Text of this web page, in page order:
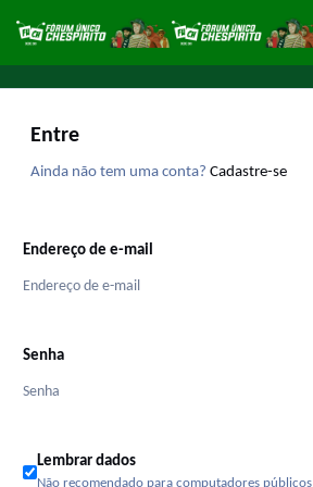
Entre
Ainda não tem uma conta? Cadastre-se
Endereço de e-mail
Senha
Lembrar dados
Não recomendado para computadores públicos